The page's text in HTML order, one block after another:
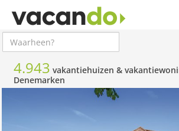
4.943 vakantiehuizen &
Denemarken